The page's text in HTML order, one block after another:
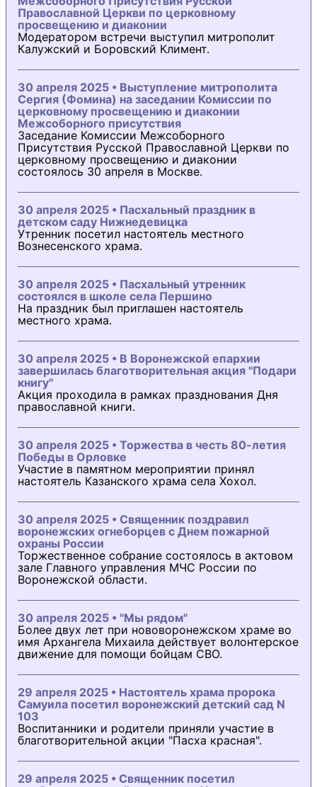
Православной Церкви по церковному
просвещению и диаконии
Модератором встречи выступил митрополит
Калужский и Боровский Климент.
30 апреля 2025 • Выступление митрополита
Сергия (Фомина) на заседании Комиссии по
церковному просвещению и диаконии
Межсоборного присутствия
Заседание Комиссии Межсоборного
Присутствия Русской Православной Церкви по
церковному просвещению и диаконии
состоялось 30 апреля в Москве.
30 апреля 2025 • Пасхальный праздник в
детском саду Нижнедевицка
Утренник посетил настоятель местного
Вознесенского храма.
30 апреля 2025 • Пасхальный утренник
состоялся в школе села Першино
На праздник был приглашен настоятель
местного храма.
30 апреля 2025 • В Воронежской епархии
завершилась благотворительная акция "Подари
книгу"
Акция проходила в рамках празднования Дня
православной книги.
30 апреля 2025 • Торжества в честь 80-летия
Победы в Орловке
Участие в памятном мероприятии принял
настоятель Казанского храма села Хохол.
30 апреля 2025 • Священник поздравил
воронежских огнеборцев с Днем пожарной
охраны России
Торжественное собрание состоялось в актовом
зале Главного управления МЧС России по
Воронежской области.
30 апреля 2025 • "Мы рядом"
Более двух лет при нововоронежском храме во
имя Архангела Михаила действует волонтерское
движение для помощи бойцам СВО.
29 апреля 2025 • Настоятель храма пророка
Самуила посетил воронежский детский сад N
103
Воспитанники и родители приняли участие в
благотворительной акции "Пасха красная".
29 апреля 2025 • Священник посетил